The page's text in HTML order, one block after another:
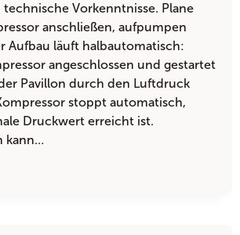
Vorkenntnisse. Plane
anschließen, aufpumpen
Aufbau läuft halbautomatisch:
angeschlossen und gestartet
Pavillon durch den Luftdruck
stoppt automatisch,
Druckwert erreicht ist.
kann…